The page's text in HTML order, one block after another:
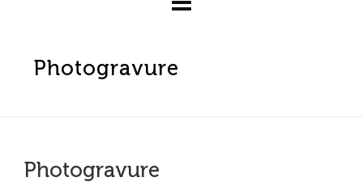
Photogravure
Photogravure